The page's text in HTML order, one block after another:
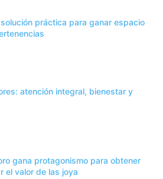
práctica para ganar espacio
atención integral, bienestar y
gana protagonismo para obtener
el valor de las joya